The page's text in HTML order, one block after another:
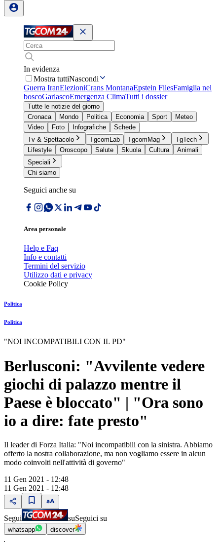
In evidenza
Mostra tuttiNascondi
Guerra IranElezioniCrans MontanaEpstein FilesFamiglia nel
boscoGarlascoEmergenza ClimaTutti i dossier
Tutte le notizie del giorno
Cronaca
Mondo Politica Economia Sport
Meteo
Video
Foto Infografiche
Schede
Tv & Spettacolo
TgcomLab TgcomMag
TgTech
Lifestyle
Oroscopo Salute Skuola Cultura
Animali
Speciali
Chi siamo
Seguici anche su
Area personale
Help e Faq
Info e contatti
Termini del servizio
Utilizzo dati e privacy
Cookie Policy
Politica
Politica
"NOI INCOMPATIBILI CON IL PD"
Berlusconi: "Avvilente vedere
giochi di palazzo mentre il
Paese è bloccato" | "Ora sono
io a dire: fate presto"
Il leader di Forza Italia: "Noi incompatibili con la sinistra. Abbiamo
offerto la nostra collaborazione, ma non vogliamo essere in alcun
modo coinvolti nell'attività di governo"
11 Gen 2021 - 12:48
11 Gen 2021 - 12:48
Segui suSeguici su
whatsapp discover